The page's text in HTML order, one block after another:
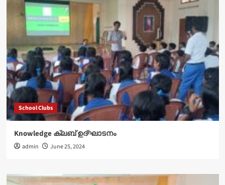
School Clubs
Knowledge ക്ലബ് ഉദ്‌ഘാടനം
admin June 25, 2024